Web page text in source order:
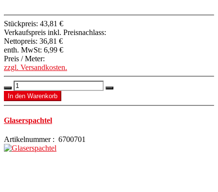
Stückpreis: 43,81 €
Verkaufspreis inkl. Preisnachlass:
Nettopreis: 36,81 €
enth. MwSt: 6,99 €
Preis / Meter:
zzgl. Versandkosten.
Glaserspachtel
Artikelnummer : 6700701